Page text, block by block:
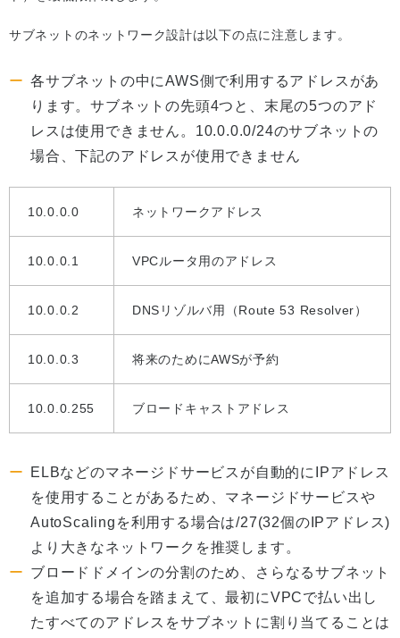
サブネットのネットワーク設計は以下の点に注意します。
各サブネットの中にAWS側で利用するアドレスがあ
ります。サブネットの先頭4つと、末尾の5つのアド
レスは使用できません。10.0.0.0/24のサブネットの
場合、下記のアドレスが使用できません
10.0.0.0 ネットワークアドレス
10.0.0.1 VPCルータ用のアドレス
10.0.0.2 DNSリゾルバ用（Route 53 Resolver）
10.0.0.3 将来のためにAWSが予約
10.0.0.255 ブロードキャストアドレス
ELBなどのマネージドサービスが自動的にIPアドレス
を使用することがあるため、マネージドサービスや
AutoScalingを利用する場合は/27(32個のIPアドレス)
より大きなネットワークを推奨します。
ブロードドメインの分割のため、さらなるサブネット
を追加する場合を踏まえて、最初にVPCで払い出し
たすべてのアドレスをサブネットに割り当てることは